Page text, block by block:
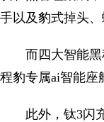
手以及豹式掉头
而四大智能
程豹专属ai智能座
此外，钛3闪